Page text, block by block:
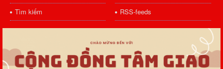
Tìm kiếm
RSS-feeds